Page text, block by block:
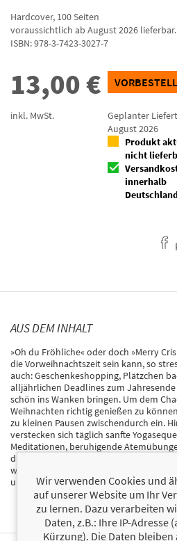
Hardcover, 100Seiten
voraussichtlich ab August 2026 lieferbar.
ISBN:978-3-7423-3027-7
13,00€
inkl. MwSt.
Geplanter
August 2026
Produkt
nicht
innerhalb
AUS DEM INHALT
»Oh du Fröhliche« oder doch »Merry
die Vorweihnachtszeit sein kann, so
auch: Geschenkeshopping, Plätzchen
alljährlichen Deadlines zum
schön ins Wanken bringen. Um dem
Weihnachten richtig genießen zu
zu kleinen Pausen zwischendurch ein.
verstecken sich täglich sanfte
Meditationen, beruhigende
die das körperliche und mentale
wirklich jede*r dem Trubel zumindest
und ausgeglichen und mit allen Sinnen
Wir verwenden Cookies und
auf unserer Website um Ihr
zu lernen. Dazu verarbeiten
Daten, z.B.: Ihre IP-Adresse
Kürzung). Die Daten